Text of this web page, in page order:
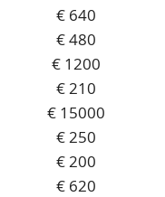
€ 640
€ 480
€ 1200
€ 210
€ 15000
€ 250
€ 200
€ 620